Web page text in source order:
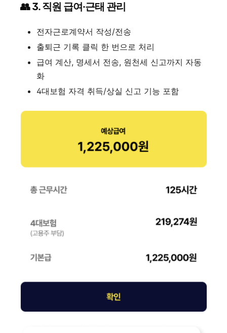
👥 3. 직원 급여·근태 관리
전자근로계약서 작성/전송
출퇴근 기록 클릭 한 번으로 처리
급여 계산, 명세서 전송, 원천세 신고까지 자동
화
4대보험 자격 취득/상실 신고 기능 포함